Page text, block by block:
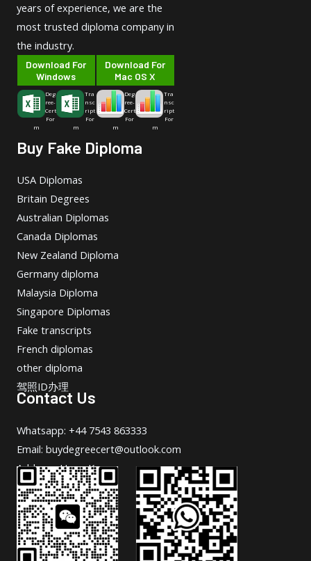
years of experience, we are the
most trusted diploma company in
the industry.
Download For
Windows
Deg
ree-
Cert
For
m
Tra
nsc
ript
For
m
Download For
Mac OS X
Deg
ree-
Cert
For
m
Tra
nsc
ript
For
m
Buy Fake Diploma
USA Diplomas
Britain Degrees
Australian Diplomas
Canada Diplomas
New Zealand Diploma
Germany diploma
Malaysia Diploma
Singapore Diplomas
Fake transcripts
French diplomas
other diploma
驾照ID办理
Contact Us
Whatsapp: +44 7543 863333
Email: buydegreecert@outlook.com
Address: Hong Kong.